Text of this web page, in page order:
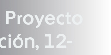
12-